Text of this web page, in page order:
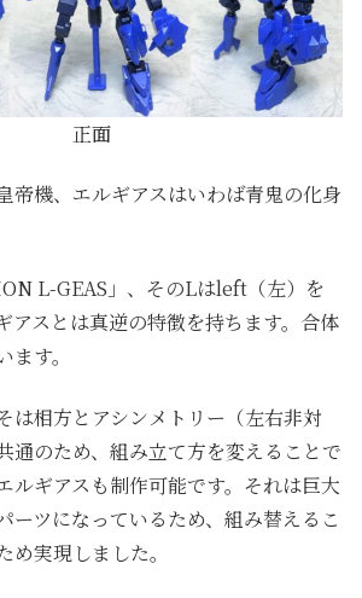
正面
帝機、エルギアスはいわば青鬼の化身
L-GEAS」、そのLはleft（左）を
アスとは真逆の特徴を持ちます。合体
す。
は相方とアシンメトリー（左右非対
通のため、組み立て方を変えることで
ルギアスも制作可能です。それは巨大
ーツになっているため、組み替えるこ
め実現しました。